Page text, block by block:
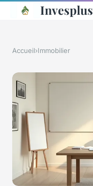
Invesplus
Accueil›Immobilier